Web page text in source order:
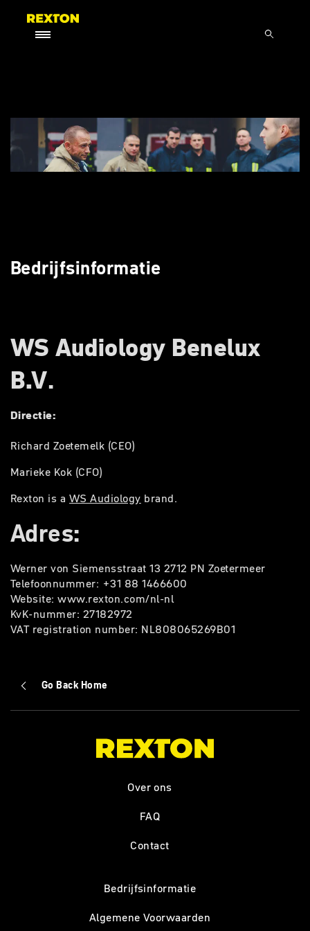
Bedrijfsinformatie
WS Audiology Benelux
B.V.
Directie:
Richard Zoetemelk (CEO)
Marieke Kok (CFO)
Rexton is a WS Audiology brand.
Adres:
Werner von Siemensstraat 13 2712 PN Zoetermeer
Telefoonnummer: +31 88 1466600
Website: www.rexton.com/nl-nl
KvK-nummer: 27182972
VAT registration number: NL808065269B01
Go Back Home
Over ons
FAQ
Contact
Bedrijfsinformatie
Algemene Voorwaarden